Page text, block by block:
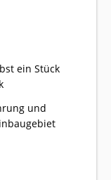
ein Stück
und